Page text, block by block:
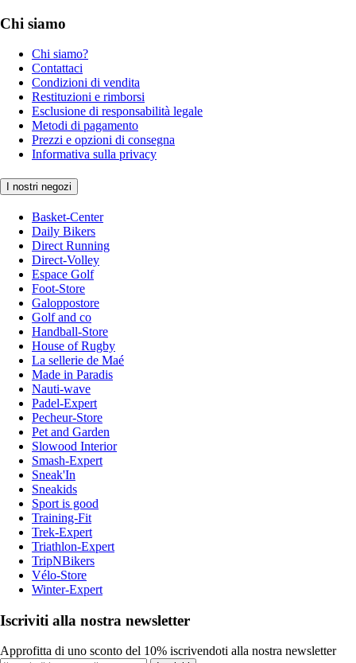
Chi siamo
Chi siamo?
Contattaci
Condizioni di vendita
Restituzioni e rimborsi
Esclusione di responsabilità legale
Metodi di pagamento
Prezzi e opzioni di consegna
Informativa sulla privacy
I nostri negozi
Basket-Center
Daily Bikers
Direct Running
Direct-Volley
Espace Golf
Foot-Store
Galoppostore
Golf and co
Handball-Store
House of Rugby
La sellerie de Maé
Made in Paradis
Nauti-wave
Padel-Expert
Pecheur-Store
Pet and Garden
Slowood Interior
Smash-Expert
Sneak'In
Sneakids
Sport is good
Training-Fit
Trek-Expert
Triathlon-Expert
TripNBikers
Vélo-Store
Winter-Expert
Iscriviti alla nostra newsletter
Approfitta di uno sconto del 10% iscrivendoti alla nostra newsletter